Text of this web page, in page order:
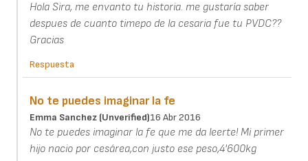
Hola Sira, me envanto tu historia. me gustaría saber
despues de cuanto timepo de la cesaria fue tu PVDC??
Gracias
Respuesta
No te puedes imaginar la fe
Emma Sanchez (unverified)16 Abr 2016
No te puedes imaginar la fe que me da leerte! Mi primer
hijo nacio por cesárea,con justo ese peso,4'600kg